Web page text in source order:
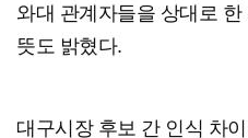
와대 관계자들을 상대로
뜻도 밝혔다.
대구시장 후보 간 인식 차